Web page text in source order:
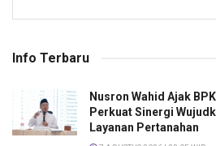
Info Terbaru
Nusron Wahid Ajak
Perkuat Sinergi
Layanan Pertanahan